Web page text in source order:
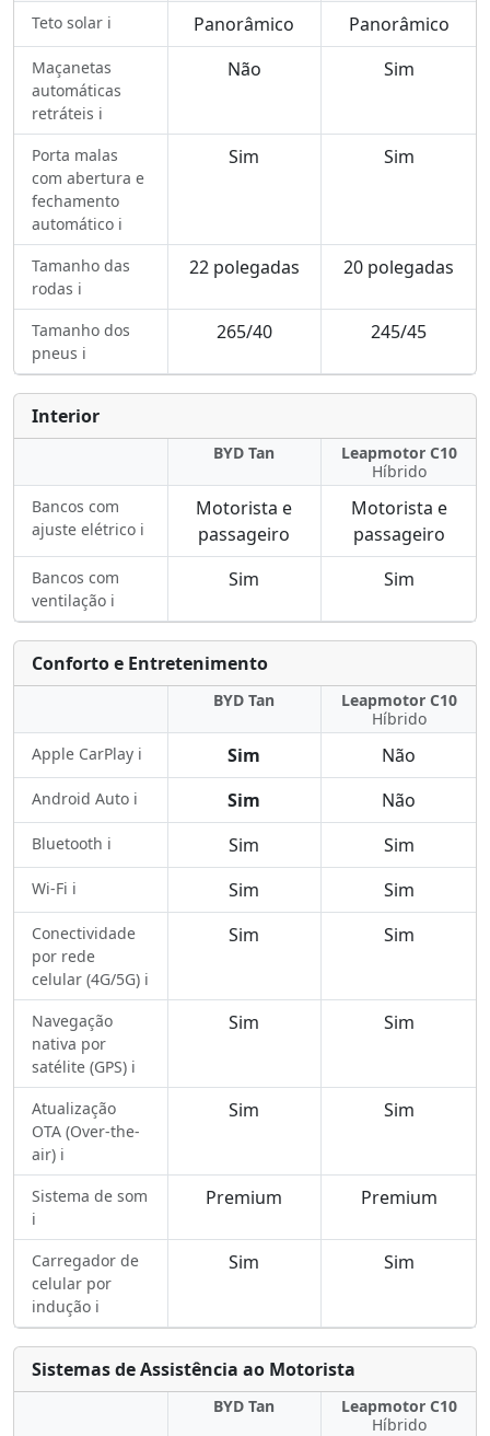
Teto solar ℹ️ Panorâmico Panorâmico
Maçanetas
automáticas
retráteis ℹ️
Não Sim
Porta malas
com abertura e
fechamento
automático ℹ️
Sim Sim
Tamanho das
rodas ℹ️
22 polegadas 20 polegadas
Tamanho dos
pneus ℹ️
265/40 245/45
Interior
BYD Tan
Leapmotor C10
Híbrido
Bancos com
ajuste elétrico ℹ️
Motorista e
passageiro
Motorista e
passageiro
Bancos com
ventilação ℹ️
Sim Sim
Conforto e Entretenimento
BYD Tan
Leapmotor C10
Híbrido
Apple CarPlay ℹ️
Sim Não
Android Auto ℹ️ Sim Não
Bluetooth ℹ️ Sim Sim
Wi-Fi ℹ️ Sim Sim
Conectividade
por rede
celular (4G/5G) ℹ️
Sim Sim
Navegação
nativa por
satélite (GPS) ℹ️
Sim Sim
Atualização
OTA (Over-the-
air) ℹ️
Sim Sim
Sistema de som
ℹ️
Premium Premium
Carregador de
celular por
indução ℹ️
Sim Sim
Sistemas de Assistência ao Motorista
BYD Tan
Leapmotor C10
Híbrido